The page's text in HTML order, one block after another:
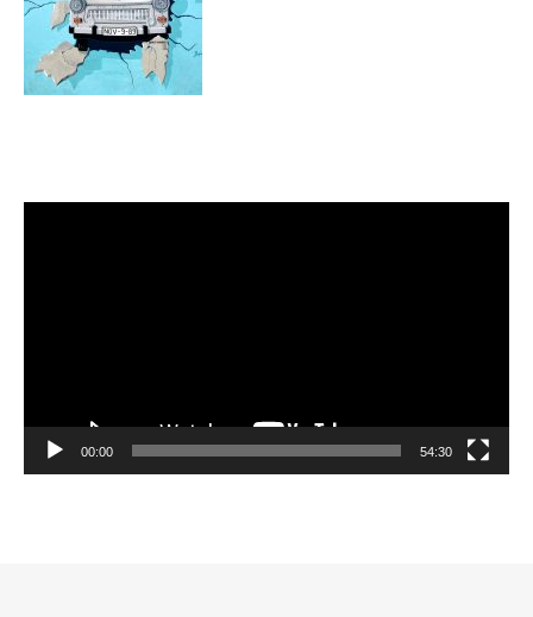
00:00 54:30